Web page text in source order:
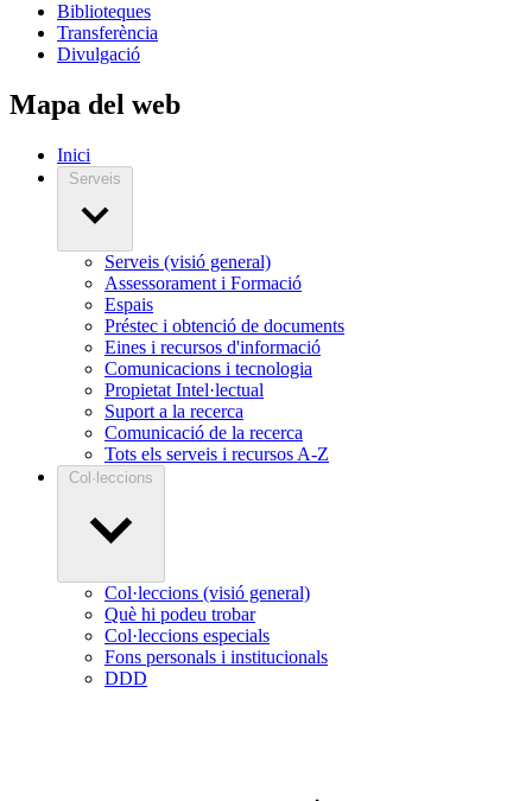
Biblioteques
Transferència
Divulgació
Mapa del web
Inici
Serveis
Serveis (visió general)
Assessorament i Formació
Espais
Préstec i obtenció de documents
Eines i recursos d'informació
Comunicacions i tecnologia
Propietat Intel·lectual
Suport a la recerca
Comunicació de la recerca
Tots els serveis i recursos A-Z
Col·leccions
Col·leccions (visió general)
Què hi podeu trobar
Col·leccions especials
Fons personals i institucionals
DDD